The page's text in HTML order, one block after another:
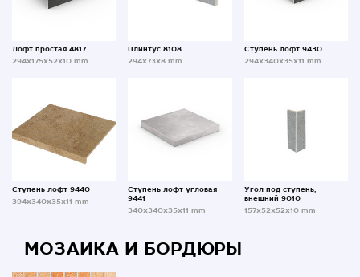
Лофт простая 4817
294x175x52x10 mm
Плинтус 8108
294x73x8 mm
Ступень лофт 9430
294x340x35x11 mm
Ступень лофт 9440
394x340x35x11 mm
Ступень лофт угловая
9441
340x340x35x11 mm
Угол под ступень,
внешний 9010
157x52x52x10 mm
МОЗАИКА И БОРДЮРЫ